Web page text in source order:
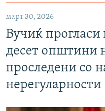
март 30, 2026
Вучиќ прогласи
десет општини
проследени со
нерегуларности